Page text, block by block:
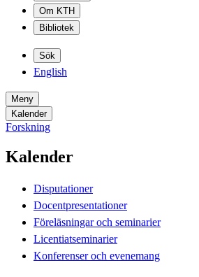
Om KTH
Bibliotek
Sök
English
Meny
Kalender
Forskning
Kalender
Disputationer
Docentpresentationer
Föreläsningar och seminarier
Licentiatseminarier
Konferenser och evenemang